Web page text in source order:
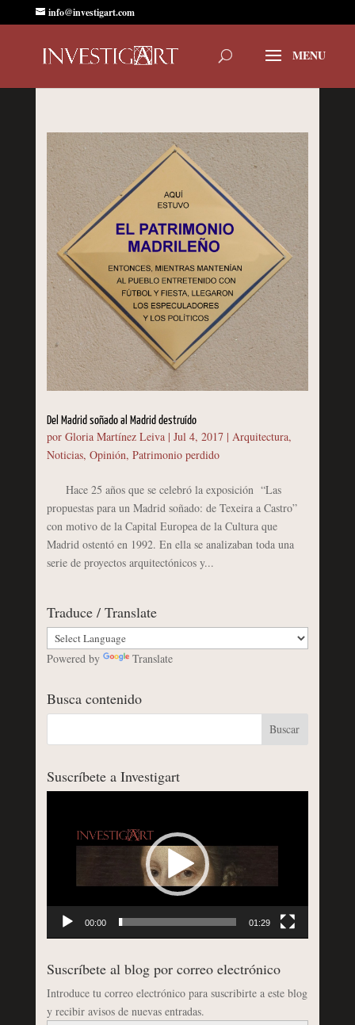
info@investigart.com
Del Madrid soñado al Madrid destruído
por Gloria Martínez Leiva| Jul 4, 2017| Arquitectura,
Noticias, Opinión, Patrimonio perdido
Hace 25 años que se celebró la exposición “Las
propuestas para un Madrid soñado: de Texeira a Castro”
con motivo de la Capital Europea de la Cultura que
Madrid ostentó en 1992. En ella se analizaban toda una
serie de proyectos arquitectónicos y...
Traduce / Translate
Powered by Translate
Busca contenido
Suscríbete a Investigart
00:00 01:29
Suscríbete al blog por correo electrónico
Introduce tu correo electrónico para suscribirte a este blog
y recibir avisos de nuevas entradas.